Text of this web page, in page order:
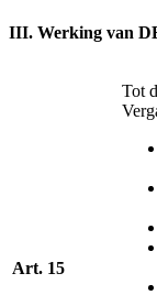
III. Werking van
Art. 15
Tot